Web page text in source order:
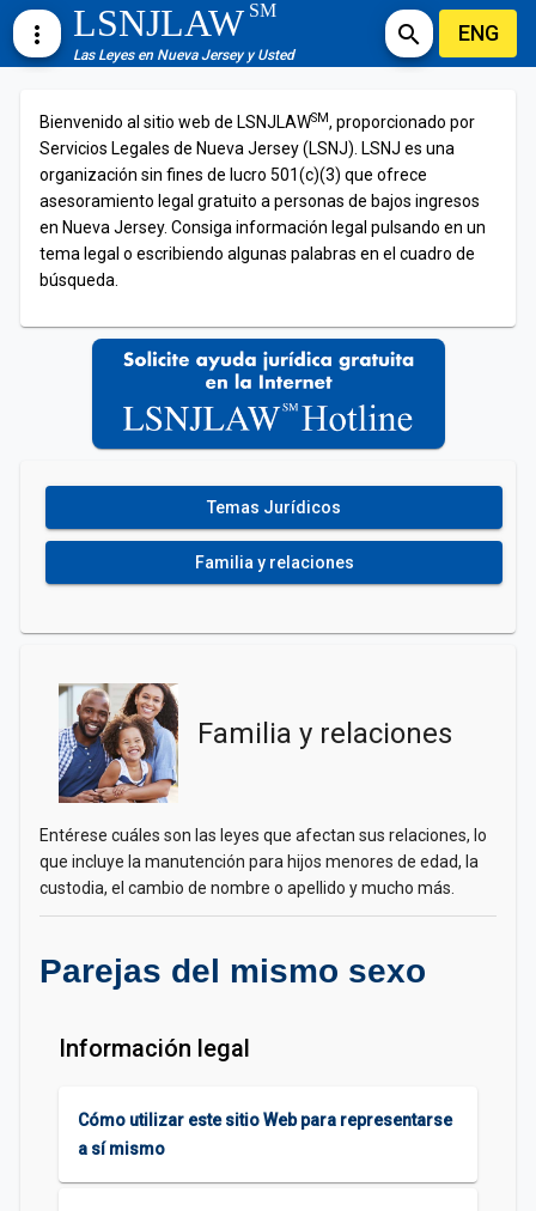
more_vert LSNJLAWSM
Las Leyes en Nueva Jersey y Usted
search ENG
Bienvenido al sitio web de LSNJLAWSM, proporcionado por
Servicios Legales de Nueva Jersey (LSNJ). LSNJ es una
organización sin fines de lucro 501(c)(3) que ofrece
asesoramiento legal gratuito a personas de bajos ingresos
en Nueva Jersey. Consiga información legal pulsando en un
tema legal o escribiendo algunas palabras en el cuadro de
búsqueda.
Temas Jurídicos
Familia y relaciones
Familia y relaciones
Entérese cuáles son las leyes que afectan sus relaciones, lo
que incluye la manutención para hijos menores de edad, la
custodia, el cambio de nombre o apellido y mucho más.
Parejas del mismo sexo
Información legal
Cómo utilizar este sitio Web para representarse
a sí mismo